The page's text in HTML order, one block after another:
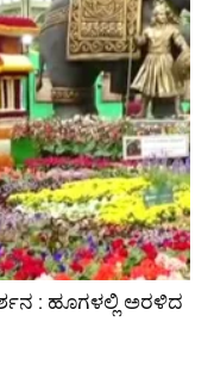
: ಹೂಗಳಲ್ಲಿ ಅರಳಿದ